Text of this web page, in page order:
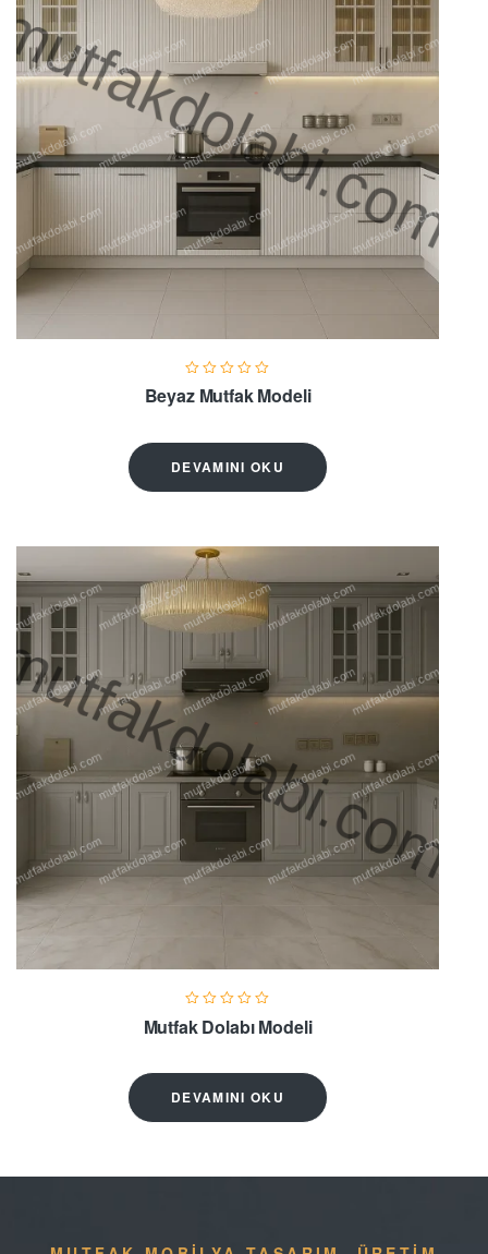
Beyaz Mutfak Modeli
DEVAMINI OKU
Mutfak Dolabı Modeli
DEVAMINI OKU